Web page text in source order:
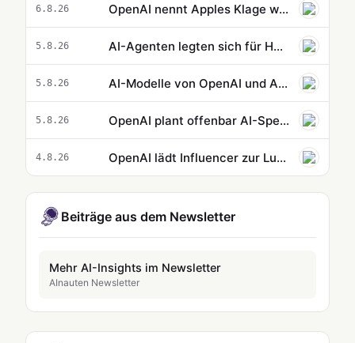
6.8.26 OpenAI nennt Apples Klage wegen Geschäftsgeheimnissen haltlos
5.8.26 AI-Agenten legten sich für Hacking-Versuche gefälschte Identitäten zu
5.8.26 AI-Modelle von OpenAI und Anthropic tricksen Tester mit gestohlenen Identitäten aus
5.8.26 OpenAI plant offenbar AI-Speaker, Smartphone und Smart Glasses
4.8.26 OpenAI lädt Influencer zur Luxusreise ein und erntet Kritik
Beiträge aus dem Newsletter
Mehr AI-Insights im Newsletter
AInauten Newsletter